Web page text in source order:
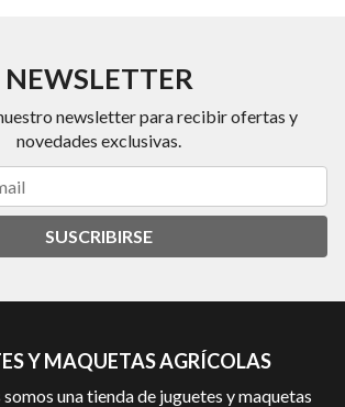
NEWSLETTER
newsletter para recibir ofertas y
novedades exclusivas.
SUSCRIBIRSE
Y MAQUETAS AGRÍCOLAS
una tienda de juguetes y maquetas